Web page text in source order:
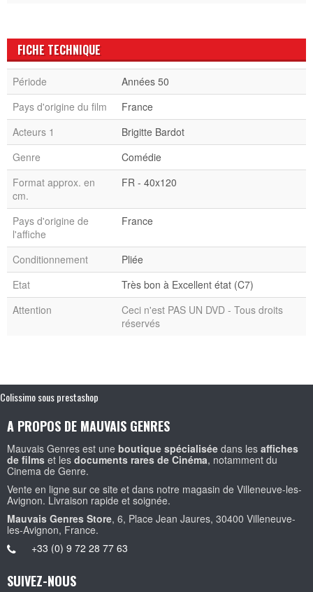
FICHE TECHNIQUE
Période
Années 50
Pays d'origine du film
France
Acteurs 1
Brigitte Bardot
Genre
Comédie
Format approx. en
cm.
FR - 40x120
Pays d'origine de
l'affiche
France
Conditionnement
Pliée
Etat
Très bon à Excellent état (C7)
Attention
Ceci n'est PAS UN DVD - Tous droits
réservés
Colissimo sous prestashop
A PROPOS DE MAUVAIS GENRES
Mauvais Genres est une boutique spécialisée dans les affiches
de films et les documents rares de Cinéma, notamment du
Cinema de Genre.
Vente en ligne sur ce site et dans notre magasin de Villeneuve-les-
Avignon. Livraison rapide et soignée.
Mauvais Genres Store, 6, Place Jean Jaures, 30400 Villeneuve-
les-Avignon, France.
+33 (0) 9 72 28 77 63
SUIVEZ-NOUS